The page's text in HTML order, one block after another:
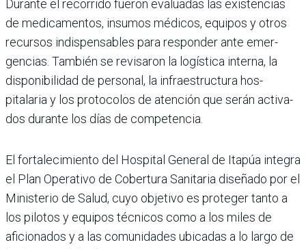
Durante el recorrido fueron evaluadas las existencias
de medicamentos, insumos médicos, equipos y otros
recursos indispensables para responder ante emer­
gencias. También se revi­saron la logística interna, la
disponibilidad de perso­nal, la infraestructura hos­
pitalaria y los protocolos de atención que serán activa­
dos durante los días de com­petencia.
El fortalecimiento del Hos­pital General de Itapúa inte­gra
el Plan Operativo de Cobertura Sanitaria dise­ñado por el
Ministerio de Salud, cuyo objetivo es pro­teger tanto a
los pilotos y equipos técnicos como a los miles de
aficionados y a las comunidades ubicadas a lo largo de